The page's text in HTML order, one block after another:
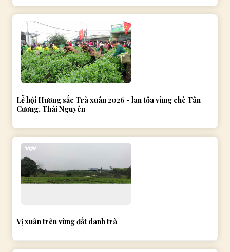
Lễ hội Hương sắc Trà xuân 2026 - lan tỏa vùng chè Tân
Cương, Thái Nguyên
Vị xuân trên vùng đất danh trà